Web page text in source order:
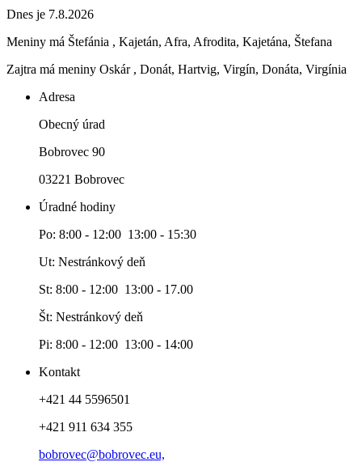
Dnes je 7.8.2026
Meniny má Štefánia , Kajetán, Afra, Afrodita, Kajetána, Štefana
Zajtra má meniny Oskár , Donát, Hartvig, Virgín, Donáta, Virgínia
Adresa
Obecný úrad
Bobrovec 90
03221 Bobrovec
Úradné hodiny
Po: 8:00 - 12:00 13:00 - 15:30
Ut: Nestránkový deň
St: 8:00 - 12:00 13:00 - 17.00
Št: Nestránkový deň
Pi: 8:00 - 12:00 13:00 - 14:00
Kontakt
+421 44 5596501
+421 911 634 355
bobrovec@bobrovec.eu,